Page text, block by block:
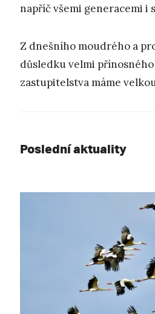
napříč všemi generacemi i
Z dnešního moudrého a
důsledku velmi
zastupitelstva máme
Poslední aktuality